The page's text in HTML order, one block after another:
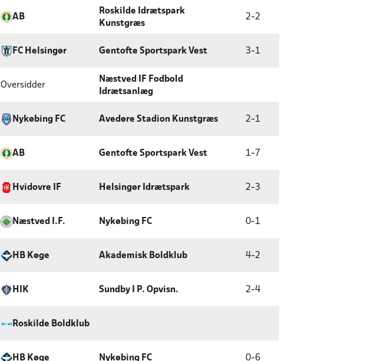
AB
Roskilde Idrætspark
Kunstgræs
2-2
FC Helsingør Gentofte Sportspark Vest 3-1
Oversidder
Næstved IF Fodbold
Idrætsanlæg
Nykøbing FC Avedøre Stadion Kunstgræs 2-1
AB Gentofte Sportspark Vest 1- 7
Hvidovre IF Helsingør Idrætspark 2-3
Næstved I.F. Nykøbing FC 0-1
HB Køge Akademisk Boldklub 4-2
HIK Sundby I P. Opvisn. 2-4
Roskilde Boldklub
HB Køge Nykøbing FC 0-6